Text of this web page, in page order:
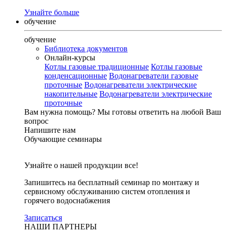
Узнайте больше
обучение
обучение
Библиотека документов
Онлайн-курсы
Котлы газовые традиционные Котлы газовые
конденсационные Водонагреватели газовые
проточные Водонагреватели электрические
накопительные Водонагреватели электрические
проточные
Вам нужна помощь? Мы готовы ответить на любой Ваш
вопрос
Напишите нам
Обучающие семинары
Узнайте о нашей продукции все!
Запишитесь на бесплатный семинар по монтажу и
сервисному обслуживанию систем отопления и
горячего водоснабжения
Записаться
НАШИ ПАРТНЕРЫ